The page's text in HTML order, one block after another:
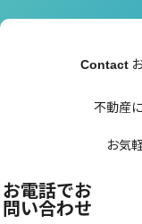
Contact
不動産
お気
お電話でお
問い合わせ